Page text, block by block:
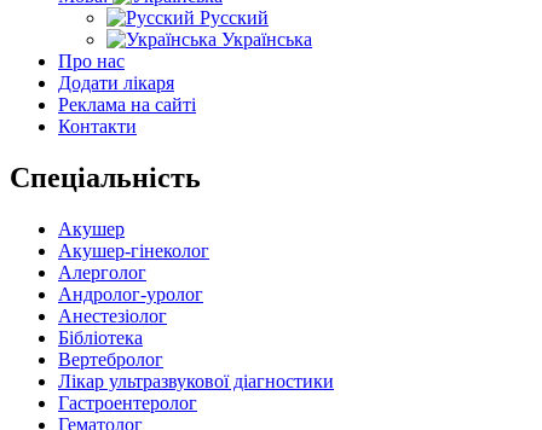
Русский
Українська
Про нас
Додати лікаря
Реклама на сайті
Контакти
Спеціальність
Акушер
Акушер-гінеколог
Алерголог
Андролог-уролог
Анестезіолог
Бібліотека
Вертебролог
Лікар ультразвукової діагностики
Гастроентеролог
Гематолог